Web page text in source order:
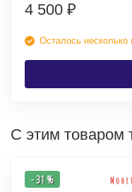
4 500 ₽
Осталось несколько
С этим товаром
- 31 %